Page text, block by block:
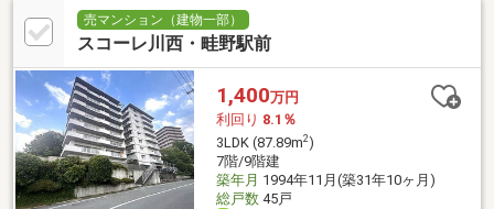
売マンション（建物一部）
スコーレ川西・畦野駅前
1,400万円
利回り 8.1％
3LDK (87.89m2)
7階/9階建
築年月 1994年11月(築31年10ヶ月)
総戸数45戸